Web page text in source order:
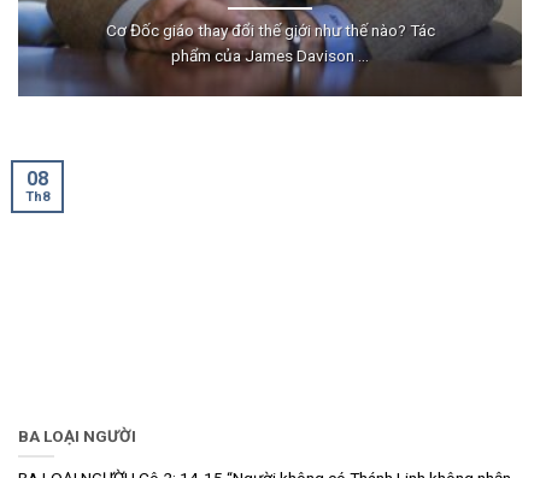
Cơ Đốc giáo thay đổi thế giới như thế nào? Tác
phẩm của James Davison ...
BA LOẠI NGƯỜI
08
Th8